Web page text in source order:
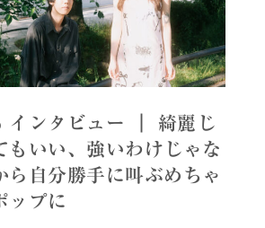
インタビュー ｜ 綺麗じ
もいい、強いわけじゃな
ら自分勝手に叫ぶめちゃ
ップに